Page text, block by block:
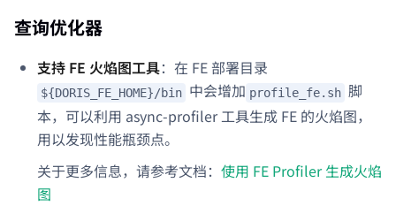
查询优化器
支持 FE 火焰图工具：在 FE 部署目录
${DORIS_FE_HOME}/bin 中会增加 profile_fe.sh 脚
本，可以利用 async-profiler 工具生成 FE 的火焰图，
用以发现性能瓶颈点。
关于更多信息，请参考文档： 使用 FE Profiler 生成火焰
图